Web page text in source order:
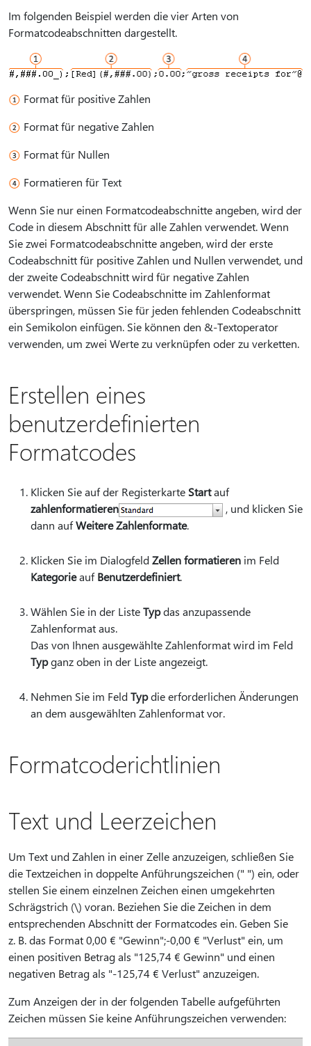
Im folgenden Beispiel werden die vier Arten von
Formatcodeabschnitten dargestellt.
Format für positive Zahlen
Format für negative Zahlen
Format für Nullen
Formatieren für Text
Wenn Sie nur einen Formatcodeabschnitte angeben, wird der
Code in diesem Abschnitt für alle Zahlen verwendet. Wenn
Sie zwei Formatcodeabschnitte angeben, wird der erste
Codeabschnitt für positive Zahlen und Nullen verwendet, und
der zweite Codeabschnitt wird für negative Zahlen
verwendet. Wenn Sie Codeabschnitte im Zahlenformat
überspringen, müssen Sie für jeden fehlenden Codeabschnitt
ein Semikolon einfügen. Sie können den &-Textoperator
verwenden, um zwei Werte zu verknüpfen oder zu verketten.
Erstellen eines
benutzerdefinierten
Formatcodes
Klicken Sie auf der Registerkarte Startauf
zahlenformatieren
, und klicken Sie
dann aufWeitere Zahlenformate.
Klicken Sie im DialogfeldZellen formatieren im Feld
KategorieaufBenutzerdefiniert.
Wählen Sie in der ListeTypdas anzupassende
Zahlenformat aus.
Das von Ihnen ausgewählte Zahlenformat wird im Feld
Typganz oben in der Liste angezeigt.
Nehmen Sie im FeldTypdie erforderlichen Änderungen
an dem ausgewählten Zahlenformat vor.
Formatcoderichtlinien
Text und Leerzeichen
Um Text und Zahlen in einer Zelle anzuzeigen, schließen Sie
die Textzeichen in doppelte Anführungszeichen (" ") ein, oder
stellen Sie einem einzelnen Zeichen einen umgekehrten
Schrägstrich (\) voran. Beziehen Sie die Zeichen in dem
entsprechenden Abschnitt der Formatcodes ein. Geben Sie
z. B. das Format 0,00 € "Gewinn";-0,00 € "Verlust" ein, um
einen positiven Betrag als "125,74 € Gewinn" und einen
negativen Betrag als "-125,74 € Verlust" anzuzeigen.
Zum Anzeigen der in der folgenden Tabelle aufgeführten
Zeichen müssen Sie keine Anführungszeichen verwenden: